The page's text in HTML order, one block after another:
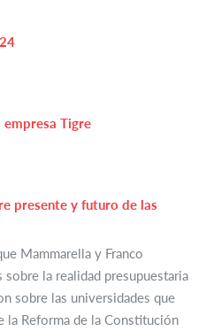
empresa Tigre
presente y futuro de las
Mammarella y Franco
la realidad presupuestaria
sobre las universidades que
la Reforma de la Constitución